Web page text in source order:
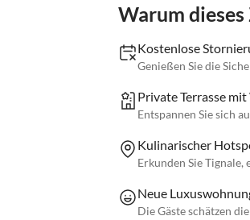
Warum dieses
Kostenlose
Genießen Sie die
Private Terrasse
Entspannen Sie sich
Kulinarischer
Erkunden Sie
Neue
Die Gäste schätzen